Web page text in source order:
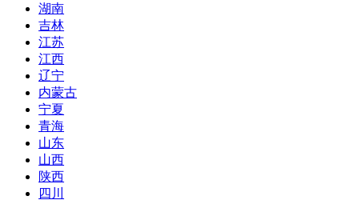
湖南
吉林
江苏
江西
辽宁
内蒙古
宁夏
青海
山东
山西
陕西
四川